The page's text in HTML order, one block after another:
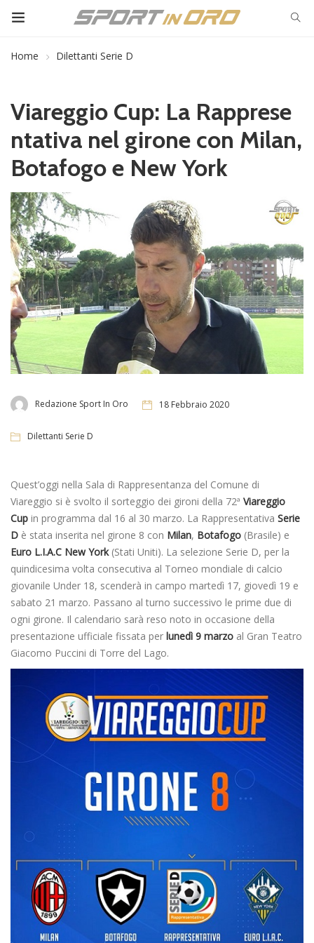
Home Dilettanti Serie D
Viareggio Cup: La Rapprese
ntativa nel girone con Milan,
Botafogo e New York
Redazione Sport In Oro 18 Febbraio 2020
Dilettanti Serie D
Quest’oggi nella Sala di Rappresentanza del Comune di
Viareggio si è svolto il sorteggio dei gironi della 72ª Viareggio
Cup in programma dal 16 al 30 marzo. La Rappresentativa Serie
D è stata inserita nel girone 8 con Milan, Botafogo (Brasile) e
Euro L.I.A.C New York(Stati Uniti). La selezione Serie D, per la
quindicesima volta consecutiva al Torneo mondiale di calcio
giovanile Under 18, scenderà in campo martedì 17, giovedì 19 e
sabato 21 marzo. Passano al turno successivo le prime due di
ogni girone. Il calendario sarà reso noto in occasione della
presentazione ufficiale fissata per lunedì 9 marzo al Gran Teatro
Giacomo Puccini di Torre del Lago.